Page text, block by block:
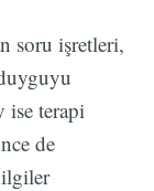
soru işretleri,
ise terapi
de